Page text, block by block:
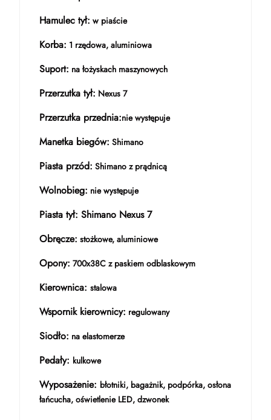
Hamulec tył: w piaście
Korba: 1 rzędowa, aluminiowa
Suport: na łożyskach maszynowych
Przerzutka tył: Nexus 7
Przerzutka przednia:nie występuje
Manetka biegów: Shimano
Piasta przód: Shimano z prądnicą
Wolnobieg: nie występuje
Piasta tył: Shimano Nexus 7
Obręcze: stożkowe, aluminiowe
Opony: 700x38C z paskiem odblaskowym
Kierownica: stalowa
Wspornik kierownicy: regulowany
Siodło: na elastomerze
Pedały: kulkowe
Wyposażenie: błotniki, bagażnik, podpórka, osłona
łańcucha, oświetlenie LED, dzwonek